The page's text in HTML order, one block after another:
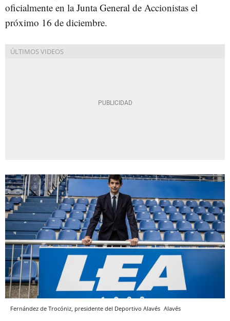
oficialmente en la Junta General de Accionistas el
próximo 16 de diciembre.
Fernández de Trocóniz, presidente del Deportivo Alavés Alavés